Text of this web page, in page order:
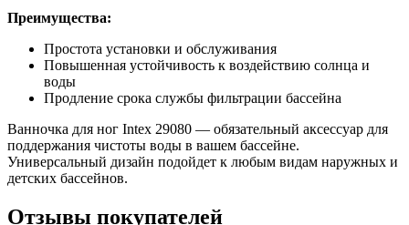
Преимущества:
Простота установки и обслуживания
Повышенная устойчивость к воздействию солнца и
воды
Продление срока службы фильтрации бассейна
Ванночка для ног Intex 29080 — обязательный аксессуар для
поддержания чистоты воды в вашем бассейне.
Универсальный дизайн подойдет к любым видам наружных и
детских бассейнов.
Отзывы покупателей